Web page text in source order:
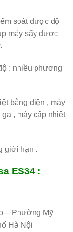
soát được độ
máy sấy được
: nhiều phương
bằng điện , máy
, máy cấp nhiệt
giới hạn .
ES34 :
– Phường Mỹ
Hà Nội